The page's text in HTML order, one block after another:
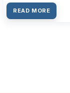
READ MORE